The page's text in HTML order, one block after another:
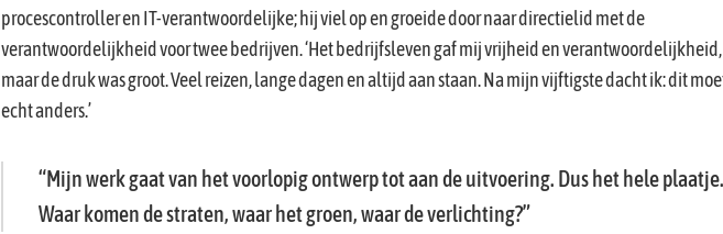
procescontroller en IT-verantwoordelijke; hij viel op en groeide door naar directielid met de
verantwoordelijkheid voor twee bedrijven. ‘Het bedrijfsleven gaf mij vrijheid en verantwoordelijkheid,
maar de druk was groot. Veel reizen, lange dagen en altijd aan staan. Na mijn vijftigste dacht ik: dit
echt anders.’
Mijn werk gaat van het voorlopig ontwerp tot aan de uitvoering. Dus het hele plaatje.
Waar komen de straten, waar het groen, waar de verlichting?